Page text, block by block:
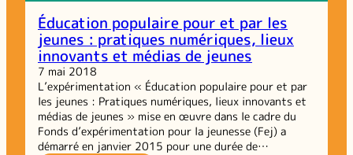
et
ambition
Éducation populaire pour et par les
jeunes : pratiques numériques, lieux
innovants et médias de jeunes
7 mai 2018
L’expérimentation « Éducation populaire pour et par
les jeunes : Pratiques numériques, lieux innovants et
médias de jeunes » mise en œuvre dans le cadre du
Fonds d’expérimentation pour la jeunesse (Fej) a
démarré en janvier 2015 pour une durée de…